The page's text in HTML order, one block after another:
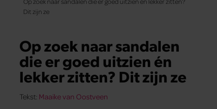
Dit zijn ze
Op zoek naar sandalen
die er goed uitzien én
lekker zitten? Dit zijn ze
Tekst: Maaike van Oostveen